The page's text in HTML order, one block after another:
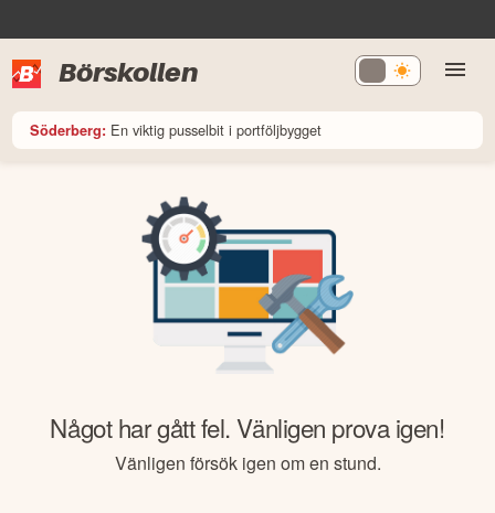
Börskollen
Söderberg: En viktig pusselbit i portföljbygget
Något har gått fel. Vänligen prova igen!
Vänligen försök igen om en stund.